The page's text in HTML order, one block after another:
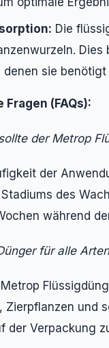
Die
sie
(FAQs):
der Metrop
der
des
während
für alle
Zierpflanzen und
der Verpackung